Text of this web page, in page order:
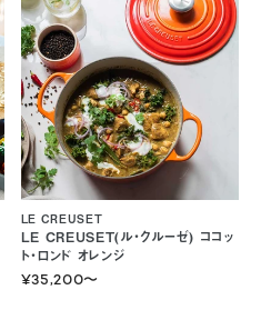
LE CREUSET(ル・クルーゼ) ココッ
ト・ロンド オレンジ
LE CREUSET
〜
¥35,200